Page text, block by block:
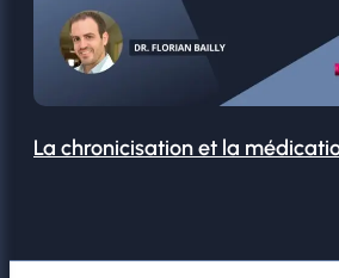
La chronicisation et la